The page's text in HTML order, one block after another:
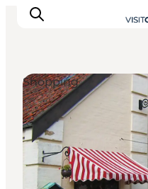
Odense erleben
Veranstaltungen
Reiseplanung
Inspiration
Shopping